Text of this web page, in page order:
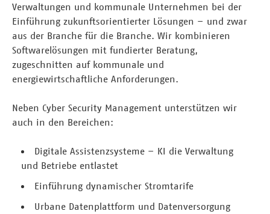
Verwaltungen und kommunale Unternehmen bei der
Einführung zukunftsorientierter Lösungen – und zwar
aus der Branche für die Branche. Wir kombinieren
Softwarelösungen mit fundierter Beratung,
zugeschnitten auf kommunale und
energiewirtschaftliche Anforderungen.
Neben Cyber Security Management unterstützen wir
auch in den Bereichen:
Digitale Assistenzsysteme – KI die Verwaltung
und Betriebe entlastet
Einführung dynamischer Stromtarife
Urbane Datenplattform und Datenversorgung